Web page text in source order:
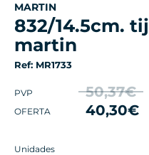
MARTIN
832/14.5cm. tijera cirugia
martin
Ref: MR1733
PVP 50,37€
OFERTA 40,30€
Unidades